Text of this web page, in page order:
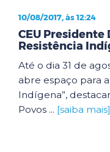
10/08/2017, às 12:24
CEU
Resistência
Até o dia 31 de
abre espaço para a
Indígena”,
Povos ... [saiba mais]